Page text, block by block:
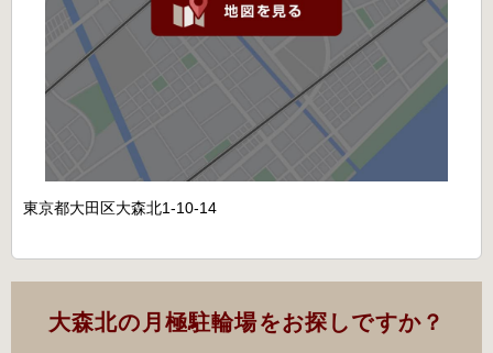
東京都大田区大森北1-10-14
大森北の月極駐輪場をお探しですか？